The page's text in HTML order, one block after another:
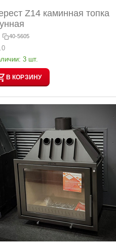
Z14 каминная топка
40-5605
3 шт.
В КОРЗИНУ